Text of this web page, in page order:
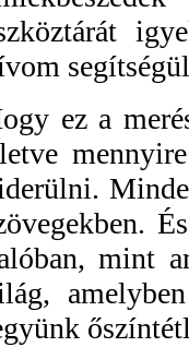
ez a
mint